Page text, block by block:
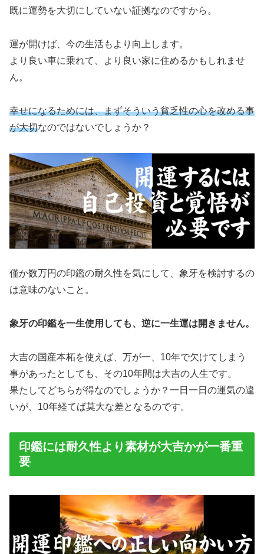
既に運勢を大切にしていない証拠なのですから。
運が開けば、今の生活もより向上します。
より良い車に乗れて、より良い家に住めるかもしれませ
ん。
幸せになるためには、まずそういう貧乏性の心を改める事
が大切なのではないでしょうか？
僅か数万円の印鑑の耐久性を気にして、象牙を検討するの
は意味のないこと。
象牙の印鑑を一生使用しても、逆に一生運は開きません。
大吉の国産本柘を使えば、万が一、10年で欠けてしまう
事があったとしても、その10年間は大吉の人生です。
果たしてどちらが得なのでしょうか？一日一日の運気の違
いが、10年経てば莫大な差となるのです。
印鑑には耐久性より素材が大吉かが一番重
要